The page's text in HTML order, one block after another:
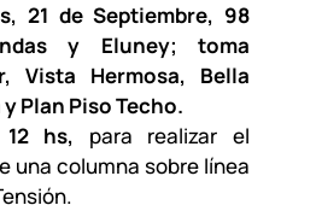
21 de Septiembre, 98
y Eluney; toma
Vista Hermosa, Bella
Plan Piso Techo.
hs, para realizar el
una columna sobre línea